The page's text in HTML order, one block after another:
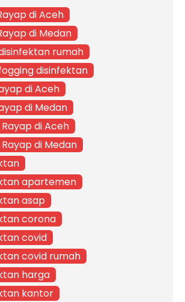
di Aceh
di Medan
rumah
disinfektan
di Aceh
di Medan
di Aceh
di Medan
apartemen
asap
corona
covid
covid rumah
harga
kantor